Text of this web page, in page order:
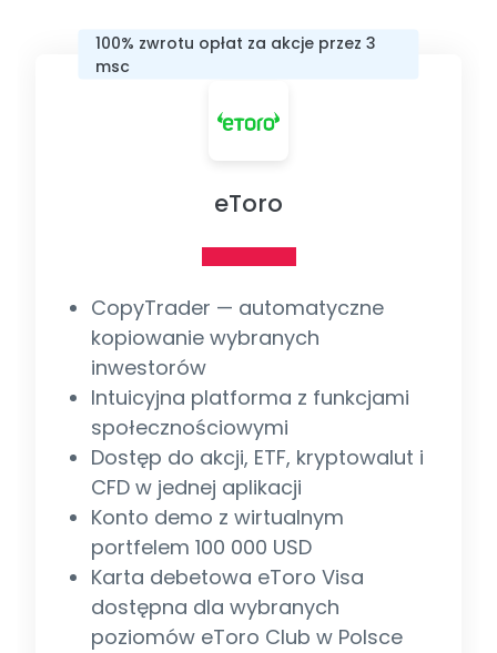
100% zwrotu opłat za akcje przez 3
msc
eToro
CopyTrader — automatyczne
kopiowanie wybranych
inwestorów
Intuicyjna platforma z funkcjami
społecznościowymi
Dostęp do akcji, ETF, kryptowalut i
CFD w jednej aplikacji
Konto demo z wirtualnym
portfelem 100 000 USD
Karta debetowa eToro Visa
dostępna dla wybranych
poziomów eToro Club w Polsce